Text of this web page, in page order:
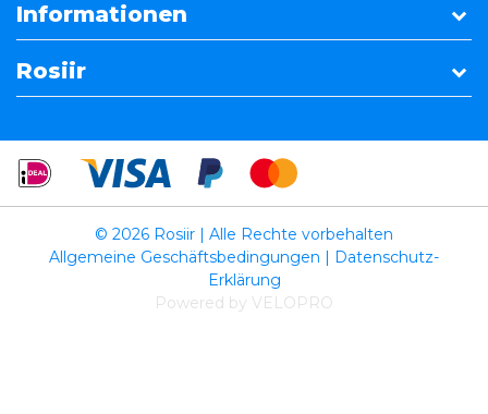
Informationen
Rosiir
© 2026 Rosiir | Alle Rechte vorbehalten
Powered by VELOPRO
Allgemeine Geschäftsbedingungen | Datenschutz-
Erklärung